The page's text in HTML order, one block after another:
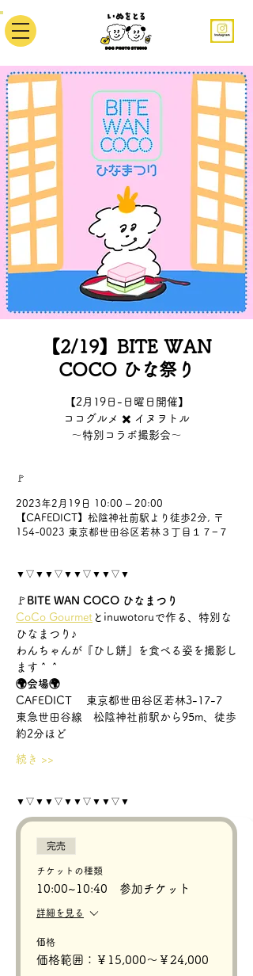
【2/19】BITE WAN
COCO ひな祭り
【2月19日-日曜日開催】
ココグルメ ✖️ イヌヲトル
〜特別コラボ撮影会〜
🚩
2023年2月19日 10:00 – 20:00
【CAFEDICT】松陰神社前駅より徒歩2分, 〒
154-0023 東京都世田谷区若林３丁目１７−７
▼▽▼▼▽▼▼▽▼▼▽▼
🚩 BITE WAN COCO ひなまつり
CoCo Gourmet とinuwotoruで作る、特別な
ひなまつり♪
わんちゃんが『ひし餅』を食べる姿を撮影し
ます＾＾
🌍会場🌍
CAFEDICT 　東京都世田谷区若林3-17-7
東急世田谷線　松陰神社前駅から95m、徒歩
約2分ほど
続き >>
▼▽▼▼▽▼▼▽▼▼▽▼
完売
チケットの種類
10:00~10:40 参加チケット
詳細を見る
価格
価格範囲：￥15,000〜￥24,000